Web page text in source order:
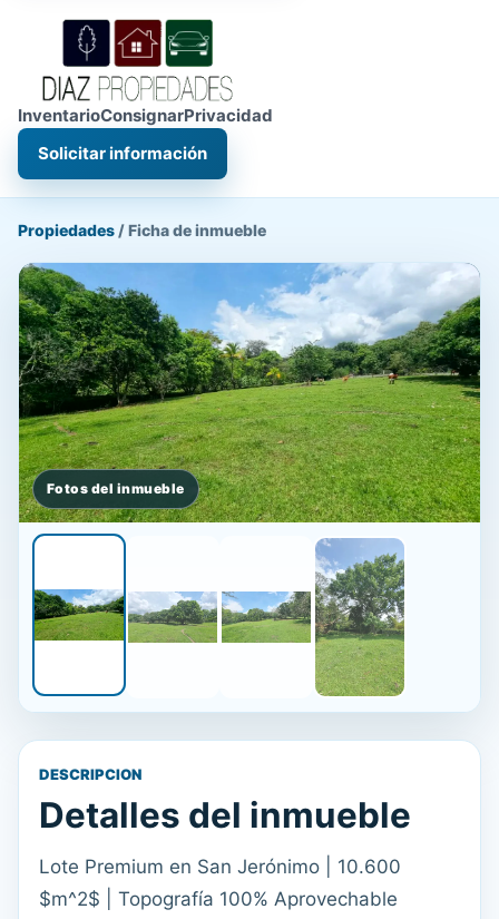
InventarioConsignarPrivacidad
Solicitar información
Propiedades /Ficha de inmueble
DESCRIPCION
Detalles del inmueble
Lote Premium en San Jerónimo | 10.600
$m^2$ | Topografía 100% Aprovechable